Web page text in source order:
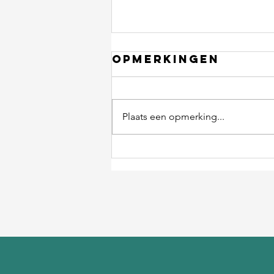
Ik mis de
Opmerkingen
Plaats een opmerking...